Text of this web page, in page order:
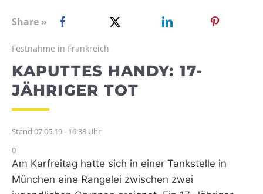
WEBRADIO
Share »
Festnahme in Frankreich
KAPUTTES HANDY: 17-
JÄHRIGER TOT
Stand 07.05.19 - 16:38 Uhr
0
Am Karfreitag hatte sich in einer Tankstelle in
München eine Rangelei zwischen zwei